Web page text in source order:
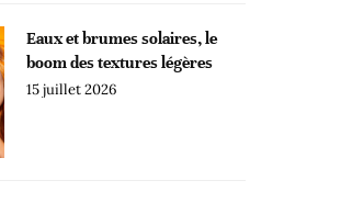
Eaux et brumes solaires, le
boom des textures légères
15 juillet 2026